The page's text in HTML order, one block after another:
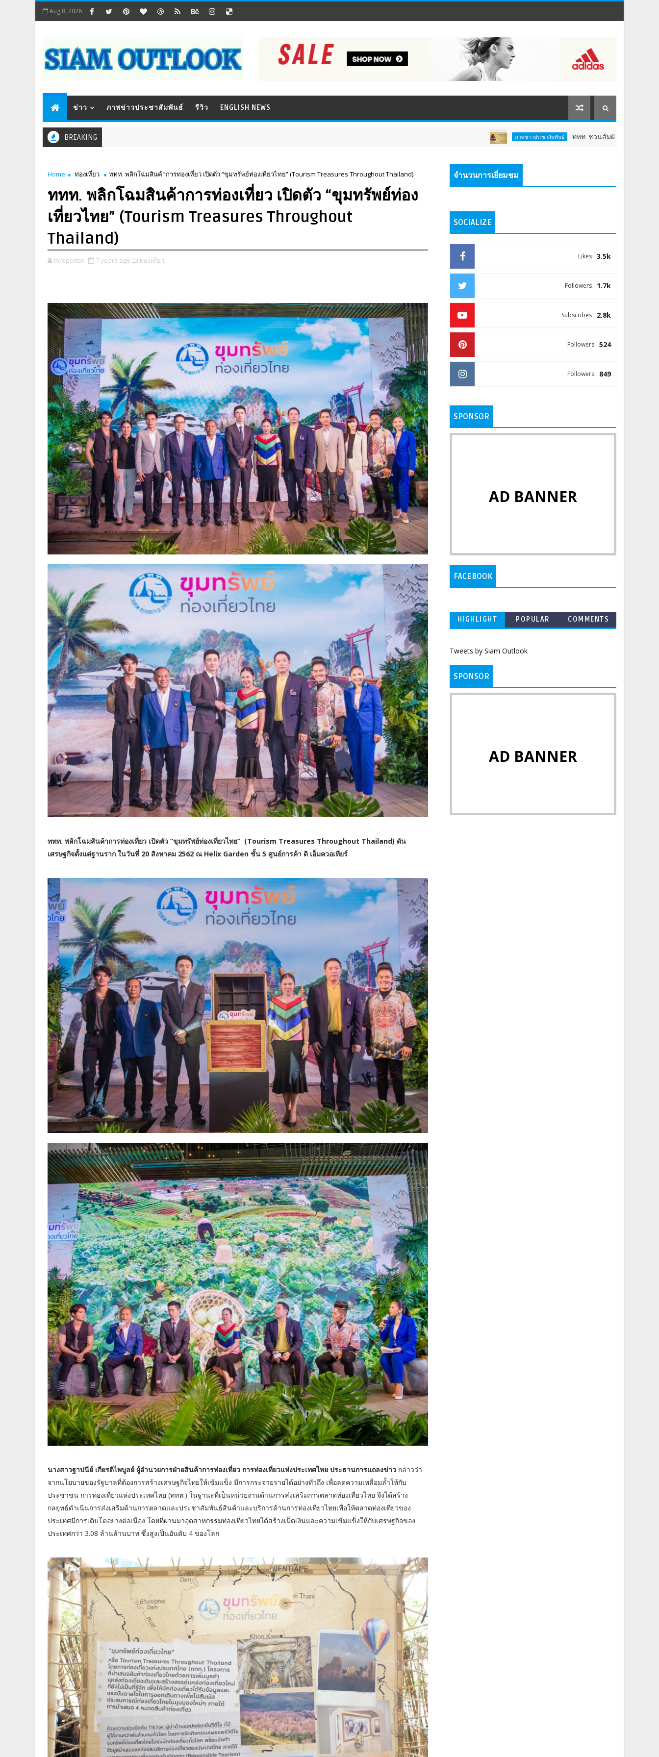
Aug 8, 2026
ข่าว ภาพข่าวประชาสัมพันธ์ รีวิว ENGLISH NEWS
BREAKING ภาพข่าวประชาสัมพันธ์ ททท. ชวนสัมผัสพลังแห่งศรัทธา ร่วมงาน "ห่ม
Home ท่องเที่ยว ททท. พลิกโฉมสินค้าการท่องเที่ยว เปิดตัว “ขุมทรัพย์ท่องเที่ยวไทย” (Tourism Treasures Throughout Thailand)
ททท. พลิกโฉมสินค้าการท่องเที่ยว เปิดตัว “ขุมทรัพย์ท่อง
เที่ยวไทย” (Tourism Treasures Throughout
Thailand)
threportor 7 years ago ท่องเที่ยว,
ททท. พลิกโฉมสินค้าการท่องเที่ยว เปิดตัว “ขุมทรัพย์ท่องเที่ยวไทย” (Tourism Treasures Throughout Thailand) ดัน
เศรษฐกิจตั้งแต่ฐานราก ในวันที่ 20 สิงหาคม 2562 ณ Helix Garden ชั้น 5 ศูนย์การค้า ดิ เอ็มควอเทียร์
นางสาวฐาปนีย์ เกียรติไพบูลย์ ผู้อำนวยการฝ่ายสินค้าการท่องเที่ยว การท่องเที่ยวแห่งประเทศไทย ประธานการแถลงข่าว กล่าวว่า
จากนโยบายของรัฐบาลที่ต้องการสร้างเศรษฐกิจไทยให้เข้มแข็ง มีการกระจายรายได้อย่างทั่วถึง เพื่อลดความเหลื่อมล้ำให้กับ
ประชาชน การท่องเที่ยวแห่งประเทศไทย (ททท.) ในฐานะที่เป็นหน่วยงานด้านการส่งเสริมการตลาดท่องเที่ยวไทย จึงได้สร้าง
กลยุทธ์ดำเนินการส่งเสริมด้านการตลาดและประชาสัมพันธ์สินค้าและบริการด้านการท่องเที่ยวไทยเพื่อให้ตลาดท่องเที่ยวของ
ประเทศมีการเติบโตอย่างต่อเนื่อง โดยที่ผ่านมาอุตสาหกรรมท่องเที่ยวไทยได้สร้างเม็ดเงินและความเข้มแข็งให้กับเศรษฐกิจของ
ประเทศกว่า 3.08 ล้านล้านบาท ซึ่งสูงเป็นอันดับ 4 ของโลก
จำนวนการเยี่ยมชม
SOCIALIZE
3.5k
Likes
1.7k
Followers
2.8k
Subscribes
524
Followers
849
Followers
SPONSOR
AD BANNER
FACEBOOK
HIGHLIGHT POPULAR COMMENTS
Tweets by Siam Outlook
SPONSOR
AD BANNER